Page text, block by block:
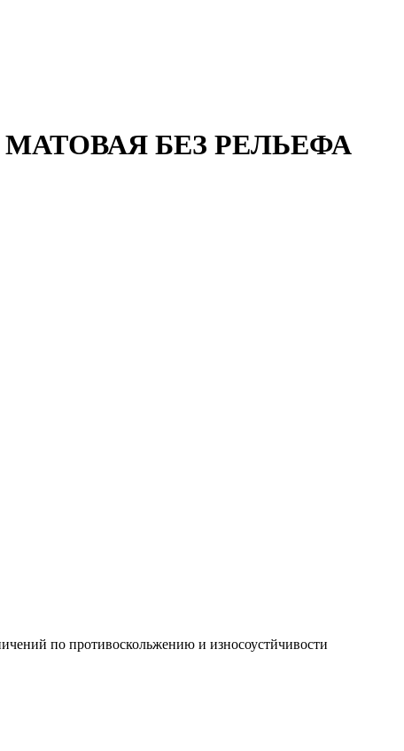
МАТОВАЯ БЕЗ РЕЛЬЕФА
по противоскольжению и износоустйчивости